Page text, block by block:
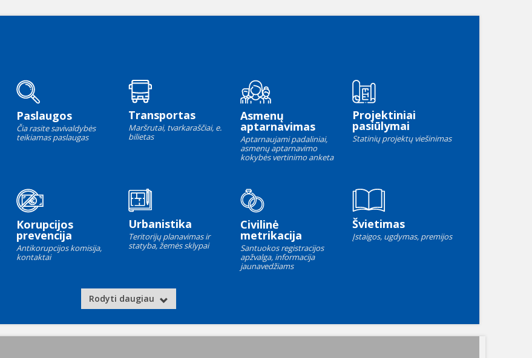
Paslaugos
Čia rasite savivaldybės
teikiamas paslaugas
Transportas
Maršrutai, tvarkaraščiai, e.
bilietas
Asmenų
aptarnavimas
Aptarnaujami padaliniai,
asmenų aptarnavimo
kokybės vertinimo anketa
Projektiniai
pasiūlymai
Statinių projektų viešinimas
Korupcijos
prevencija
Antikorupcijos komisija,
kontaktai
Urbanistika
Teritorijų planavimas ir
statyba, žemės sklypai
Civilinė
metrikacija
Santuokos registracijos
apžvalga, informacija
jaunavedžiams
Švietimas
Įstaigos, ugdymas, premijos
Rodyti daugiau